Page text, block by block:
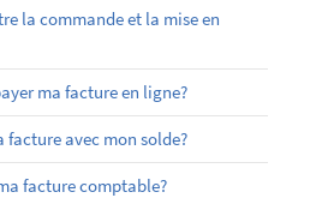
la commande et la mise en
ma facture en ligne?
facture avec mon solde?
facture comptable?